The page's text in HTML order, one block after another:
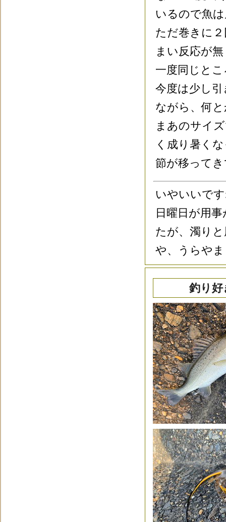
いるので魚
ただ巻きに
まい反応が
一度同じと
今度は少し
ながら、何
まあのサイ
く成り暑く
節が移って
いやいいで
日曜日が用
たが、濁り
や、うらや
釣り好